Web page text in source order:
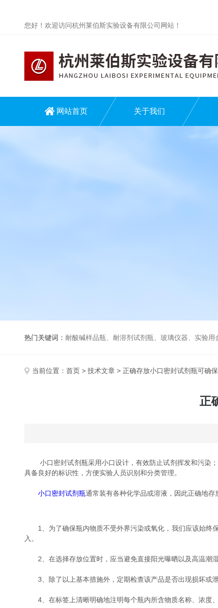
您好！欢迎访问杭州莱伯斯实验设备有限公司网站！
网站首页 关于我们
热门关键词： 耐酸碱样品瓶、耐溶剂试剂瓶、玻璃仪器、实验
当前位置： 首页 > 技术文章 > 正确存放小口密封试剂瓶可确
正
小口密封试剂瓶采用小口设计，有效防止试剂挥发和污染；
具备良好的标识性，方便实验人员识别和分类管理。
小口密封试剂瓶通常装有各种化学品或溶液，因此正确地
1、为了确保瓶内物质不受外界污染或氧化，我们应该始终
入。
2、在选择存放位置时，应当避免直接阳光曝晒以及高温潮
3、除了以上基本措施外，定期检查该产品是否出现损坏或
4、在标签上清晰明确地注明每个瓶内所含物质名称、浓度